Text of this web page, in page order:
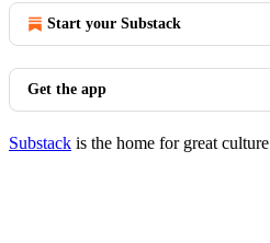
Start your Substack
Get the app
Substack is the home for great culture